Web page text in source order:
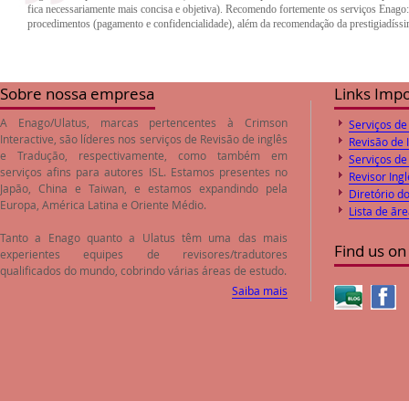
Sobre nossa empresa
A Enago/Ulatus, marcas pertencentes à Crimson
Interactive, são líderes nos serviços de Revisão de inglês
e Tradução, respectivamente, como também em
serviços afins para autores ISL. Estamos presentes no
Japão, China e Taiwan, e estamos expandindo pela
Europa, América Latina e Oriente Médio.
Tanto a Enago quanto a Ulatus têm uma das mais
experientes equipes de revisores/tradutores
qualificados do mundo, cobrindo várias áreas de estudo.
Saiba mais
Links
Serviços
Revisão de
Serviços
Revisor
Diretório
Lista de
Find us on